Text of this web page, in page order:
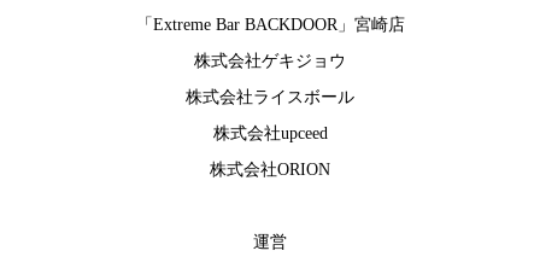
「Extreme Bar BACKDOOR」宮崎店
株式会社ゲキジョウ
株式会社ライスボール
株式会社upceed
株式会社ORION
運営